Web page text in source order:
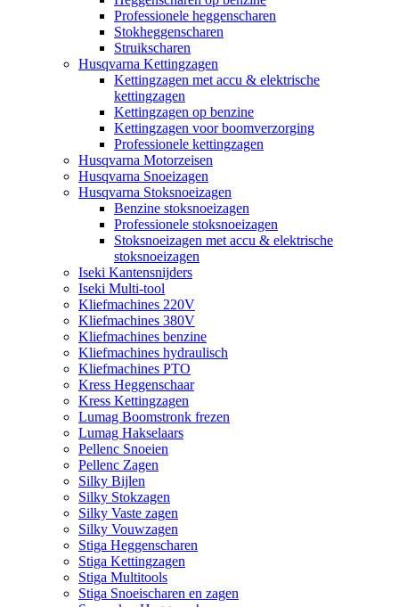
Professionele heggenscharen
Stokheggenscharen
Struikscharen
Husqvarna Kettingzagen
Kettingzagen met accu & elektrische
kettingzagen
Kettingzagen op benzine
Kettingzagen voor boomverzorging
Professionele kettingzagen
Husqvarna Motorzeisen
Husqvarna Snoeizagen
Husqvarna Stoksnoeizagen
Benzine stoksnoeizagen
Professionele stoksnoeizagen
Stoksnoeizagen met accu & elektrische
stoksnoeizagen
Iseki Kantensnijders
Iseki Multi-tool
Kliefmachines 220V
Kliefmachines 380V
Kliefmachines benzine
Kliefmachines hydraulisch
Kliefmachines PTO
Kress Heggenschaar
Kress Kettingzagen
Lumag Boomstronk frezen
Lumag Hakselaars
Pellenc Snoeien
Pellenc Zagen
Silky Bijlen
Silky Stokzagen
Silky Vaste zagen
Silky Vouwzagen
Stiga Heggenscharen
Stiga Kettingzagen
Stiga Multitools
Stiga Snoeischaren en zagen